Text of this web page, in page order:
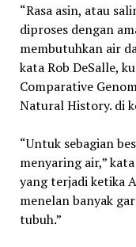
“Rasa asin, atau
diproses dengan
membutuhkan air
kata Rob DeSalle,
Comparative
Natural History. di
“Untuk sebagian
menyaring air,”
yang terjadi ketika
menelan banyak
tubuh.”